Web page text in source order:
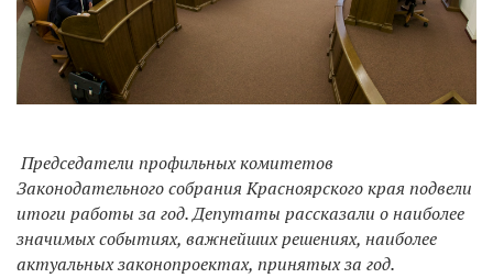
Председатели профильных комитетов
Законодательного собрания Красноярского края подвели
итоги работы за год. Депутаты рассказали о наиболее
значимых событиях, важнейших решениях, наиболее
актуальных законопроектах, принятых за год.